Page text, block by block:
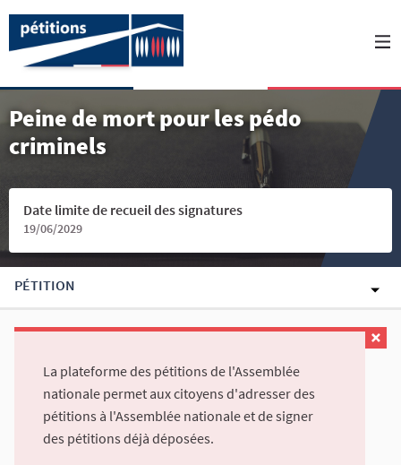
Peine de mort pour les pédo
criminels
Date limite de recueil des signatures
19/06/2029
PÉTITION
La plateforme des pétitions de l'Assemblée
nationale permet aux citoyens d'adresser des
pétitions à l'Assemblée nationale et de signer
des pétitions déjà déposées.